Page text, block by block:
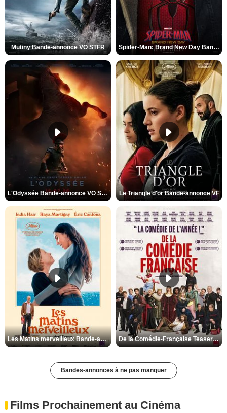
Mutiny Bande-annonce VO STFR Spider-Man: Brand New Day Bande-annonce VO STFR
L'Odyssée Bande-annonce VO STFR Le Triangle d'or Bande-annonce VF
Les Matins merveilleux Bande-annonce VF De la Comédie-Française Teaser VF
Bandes-annonces à ne pas manquer
Films Prochainement au Cinéma